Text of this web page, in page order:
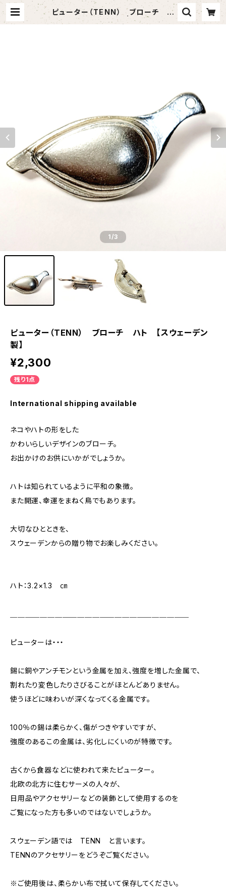
ピューター（TENN） ブローチ ハ
ト 【スウェーデン製】 | 北欧小物ラト
1/3
ピューター（TENN） ブローチ ハト 【スウェーデン
製】
¥2,300
残り1点
International shipping available
ネコやハトの形をした
かわいらしいデザインのブローチ。
お出かけのお供にいかがでしょうか。
ハトは知られているように平和の象徴。
また開運、幸運をまねく鳥でもあります。
大切なひとときを、
スウェーデンからの贈り物でお楽しみください。
ハト：3.2×1.3 ㎝
ピューターは・・・
錫に銅やアンチモンという金属を加え、強度を増した金属で、
割れたり変色したりさびることがほとんどありません。
使うほどに味わいが深くなってくる金属です。
100％の錫は柔らかく、傷がつきやすいですが、
強度のあるこの金属は、劣化しにくいのが特徴です。
古くから食器などに使われて来たピューター。
北欧の北方に住むサーメの人々が、
日用品やアクセサリーなどの装飾として使用するのを
ご覧になった方も多いのではないでしょうか。
スウェーデン語では TENN と言います。
TENNのアクセサリーをどうぞご覧ください。
※ご使用後は、柔らかい布で拭いて保存してください。